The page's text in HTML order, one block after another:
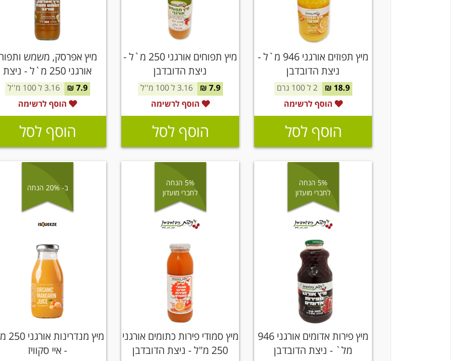
מיץ תפוזים אורגני 946 מ`ל -
ניצת הדובדבן
18.9 ₪
2 ל 100 גרם
הוסף לרשימה
הוסף לסל
מיץ תפוחים אורגני 250 מ`ל -
ניצת הדובדבן
7.9 ₪
3.16 ל 100 מ''ל
הוסף לרשימה
הוסף לסל
מיץ אפרסק, משמש
אורגני 250 מ`ל - ניצת
הדובדבן
7.9 ₪
3.16 ל 100 מ''ל
הוסף לרשימה
הוסף לסל
5% הנחה
לחברי מועדון
מיץ פירות אדומים אורגני 946
מל` - ניצת הדובדבן
5% הנחה
לחברי מועדון
מיץ סמודי פירות כתומים אורגני
250 מ"ל - ניצת הדובדבן
ב- 20% הנחה
מיץ
- איי סקוויז